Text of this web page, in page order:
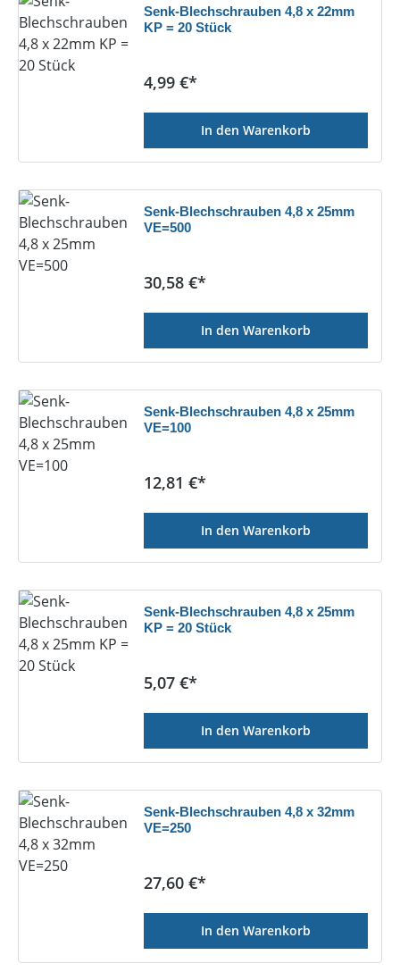
Senk-Blechschrauben 4,8 x 22mm
KP = 20 Stück
Regulärer Preis:
4,99 €*
In den Warenkorb
Senk-Blechschrauben 4,8 x 25mm
VE=500
Regulärer Preis:
30,58 €*
In den Warenkorb
Senk-Blechschrauben 4,8 x 25mm
VE=100
Regulärer Preis:
12,81 €*
In den Warenkorb
Senk-Blechschrauben 4,8 x 25mm
KP = 20 Stück
Regulärer Preis:
5,07 €*
In den Warenkorb
Senk-Blechschrauben 4,8 x 32mm
VE=250
Regulärer Preis:
27,60 €*
In den Warenkorb